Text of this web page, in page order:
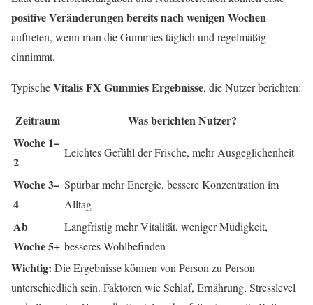
positive Veränderungen bereits nach wenigen Wochen
auftreten, wenn man die Gummies täglich und regelmäßig
einnimmt.
TypischeVitalis FX Gummies Ergebnisse, die Nutzer berichten:
Zeitraum
Was berichten Nutzer?
Woche 1–
2
Leichtes Gefühl der Frische, mehr Ausgeglichenheit
Woche 3–
4
Spürbar mehr Energie, bessere Konzentration im
Alltag
Ab
Woche 5+
Langfristig mehr Vitalität, weniger Müdigkeit,
besseres Wohlbefinden
Wichtig: Die Ergebnisse können von Person zu Person
unterschiedlich sein. Faktoren wie Schlaf, Ernährung, Stresslevel